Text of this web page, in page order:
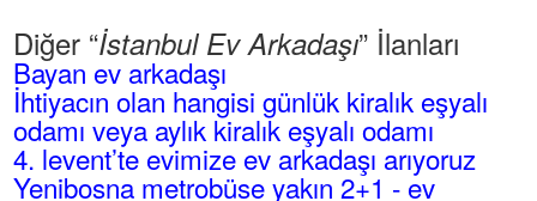
Diğer “İstanbul Ev Arkadaşı” İlanları
Bayan ev arkadaşı
İhtiyacın olan hangisi günlük kiralık eşyalı
odamı veya aylık kiralık eşyalı odamı
4. levent’te evimize ev arkadaşı arıyoruz
Yenibosna metrobüse yakın 2+1 - ev